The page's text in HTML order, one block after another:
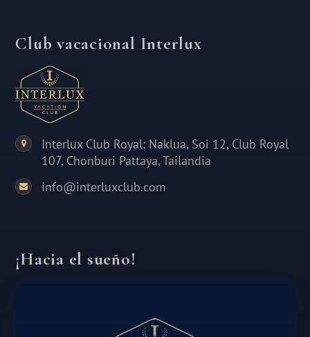
Club vacacional Interlux
Interlux Club Royal: Naklua, Soi 12, Club Royal
107, Chonburi Pattaya, Tailandia
info@interluxclub.com
¡Hacia el sueño!